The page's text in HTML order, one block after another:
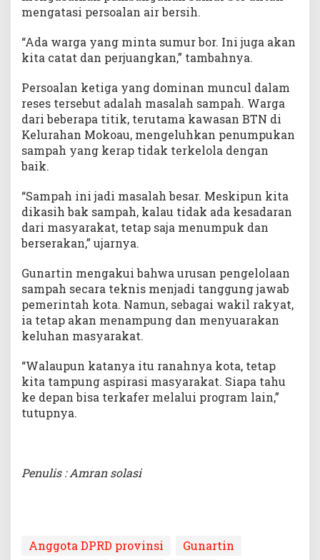
mengatasi persoalan air bersih.
“Ada warga yang minta sumur bor. Ini juga akan
kita catat dan perjuangkan,” tambahnya.
Persoalan ketiga yang dominan muncul dalam
reses tersebut adalah masalah sampah. Warga
dari beberapa titik, terutama kawasan BTN di
Kelurahan Mokoau, mengeluhkan penumpukan
sampah yang kerap tidak terkelola dengan
baik.
“Sampah ini jadi masalah besar. Meskipun kita
dikasih bak sampah, kalau tidak ada kesadaran
dari masyarakat, tetap saja menumpuk dan
berserakan,” ujarnya.
Gunartin mengakui bahwa urusan pengelolaan
sampah secara teknis menjadi tanggung jawab
pemerintah kota. Namun, sebagai wakil rakyat,
ia tetap akan menampung dan menyuarakan
keluhan masyarakat.
“Walaupun katanya itu ranahnya kota, tetap
kita tampung aspirasi masyarakat. Siapa tahu
ke depan bisa terkafer melalui program lain,”
tutupnya.
Penulis : Amran solasi
Anggota DPRD provinsi
Gunartin